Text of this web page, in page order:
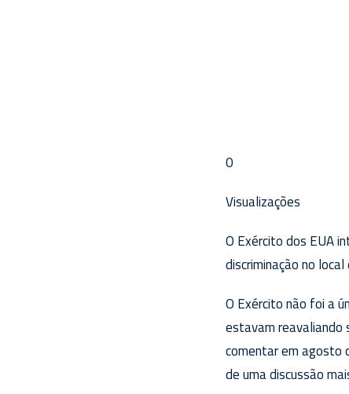
0
Visualizações
O Exército dos EUA
discriminação no
O Exército não foi a
estavam reavaliando
comentar em agosto
de uma discussão